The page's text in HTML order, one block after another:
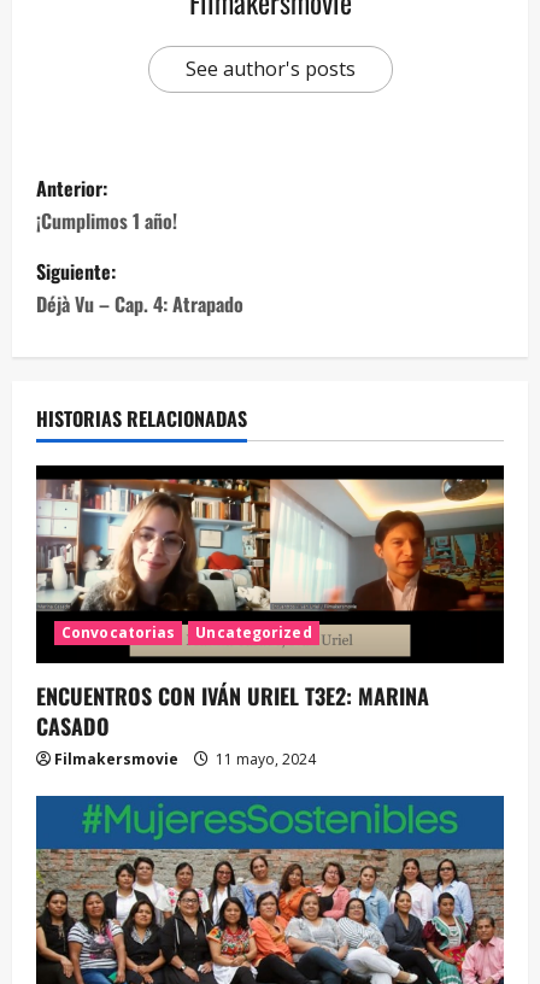
See author's posts
Anterior:
¡Cumplimos 1 año!
Siguiente:
Déjà Vu – Cap. 4: Atrapado
HISTORIAS RELACIONADAS
Convocatorias Uncategorized
ENCUENTROS CON IVÁN URIEL T3E2: MARINA
CASADO
Filmakersmovie 11 mayo, 2024